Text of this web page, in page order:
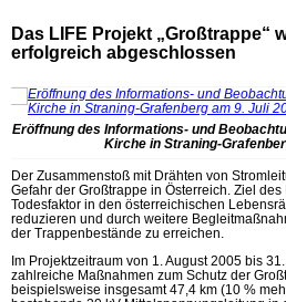
Das LIFE Projekt „Großtrappe“
erfolgreich abgeschlossen
Eröffnung des Informations- und
Kirche in Straning-
Der Zusammenstoß mit Drähten von
Gefahr der Großtrappe in Österreich. Ziel
Todesfaktor in den österreichischen
reduzieren und durch weitere
der Trappenbestände zu erreichen.
Im Projektzeitraum von 1. August 2005 bis
zahlreiche Maßnahmen zum Schutz der
beispielsweise insgesamt 47,4 km (10 %